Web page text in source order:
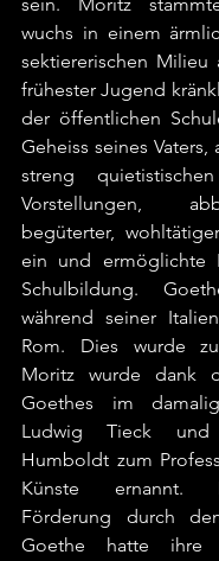
wuchs in einem
sektiererischen Milieu
frühester Jugend
der öffentlichen
Geheiss seines
streng
Vorstellungen,
begüterter,
ein und ermöglichte
Schulbildung.
während seiner
Rom. Dies wurde
Moritz wurde dank
Goethes im
Ludwig Tieck
Humboldt zum
Künste ernannt.
Förderung durch
Goethe hatte ihre